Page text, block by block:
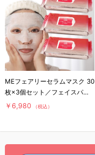
MEフェアリーセラムマスク 30
枚×3個セット／フェイスパッ
ク
￥6,980 （税込）